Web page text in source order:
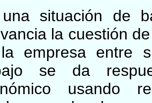
situación de
la cuestión
empresa entre
se da
usando